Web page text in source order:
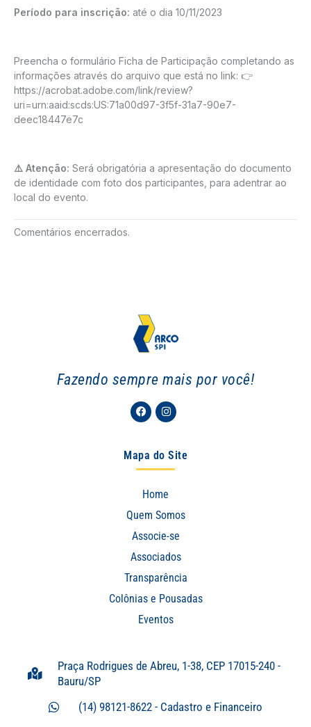
Período para inscrição: até o dia 10/11/2023
Preencha o formulário Ficha de Participação completando as
informações através do arquivo que está no link: 👉
https://acrobat.adobe.com/link/review?
uri=urn:aaid:scds:US:71a00d97-3f5f-31a7-90e7-
deec18447e7c
⚠️ Atenção: Será obrigatória a apresentação do documento
de identidade com foto dos participantes, para adentrar ao
local do evento.
Comentários encerrados.
Fazendo sempre mais por você!
FacebookInstagram
Mapa do Site
Home
Quem Somos
Associe-se
Associados
Transparência
Colônias e Pousadas
Eventos
Praça Rodrigues de Abreu, 1-38, CEP 17015-240 -
Bauru/SP
(14) 98121-8622 - Cadastro e Financeiro